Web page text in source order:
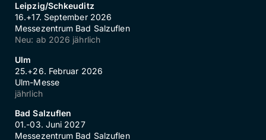
Leipzig/Schkeuditz
16.+17. September 2026
Messezentrum Bad Salzuflen
Neu: ab 2026 jährlich
Ulm
25.+26. Februar 2026
Ulm-Messe
jährlich
Bad Salzuflen
01.-03. Juni 2027
Messezentrum Bad Salzuflen